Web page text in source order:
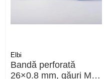
Elbi
Bandă perforată
26×0.8 mm, găuri M8,